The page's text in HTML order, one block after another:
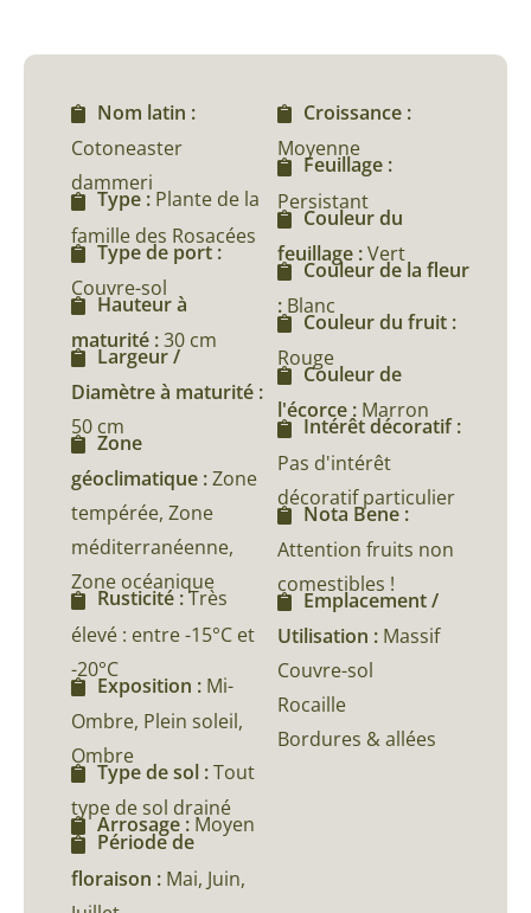
Nom latin :
Cotoneaster
dammeri
Type : Plante de la
famille des Rosacées
Type de port :
Couvre-sol
Hauteur à
maturité :30 cm
Largeur /
Diamètre à maturité :
50 cm
Zone
géoclimatique :Zone
tempérée, Zone
méditerranéenne,
Zone océanique
Rusticité :Très
élevé : entre -15°C et
-20°C
Exposition : Mi-
Ombre, Plein soleil,
Ombre
Type de sol :Tout
type de sol drainé
Arrosage : Moyen
Période de
floraison : Mai, Juin,
Croissance :
Moyenne
Feuillage :
Persistant
Couleur du
feuillage :Vert
Couleur de la fleur
: Blanc
Couleur du fruit :
Rouge
Couleur de
l'écorce : Marron
Intérêt décoratif :
Pas d'intérêt
décoratif particulier
Nota Bene :
Attention fruits non
comestibles !
Emplacement /
Utilisation : Massif
Couvre-sol
Rocaille
Bordures & allées